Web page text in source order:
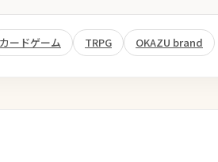
カードゲーム TRPG OKAZU brand